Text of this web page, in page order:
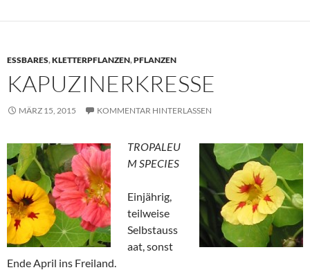
ESSBARES,KLETTERPFLANZEN,PFLANZEN
KAPUZINERKRESSE
MÄRZ 15, 2015 KOMMENTAR HINTERLASSEN
TROPALEU
M SPECIES
Einjährig,
teilweise
Selbstauss
aat, sonst
Ende April ins Freiland.